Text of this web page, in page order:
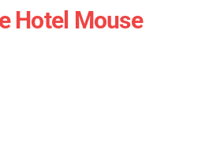
Hotel Mouse